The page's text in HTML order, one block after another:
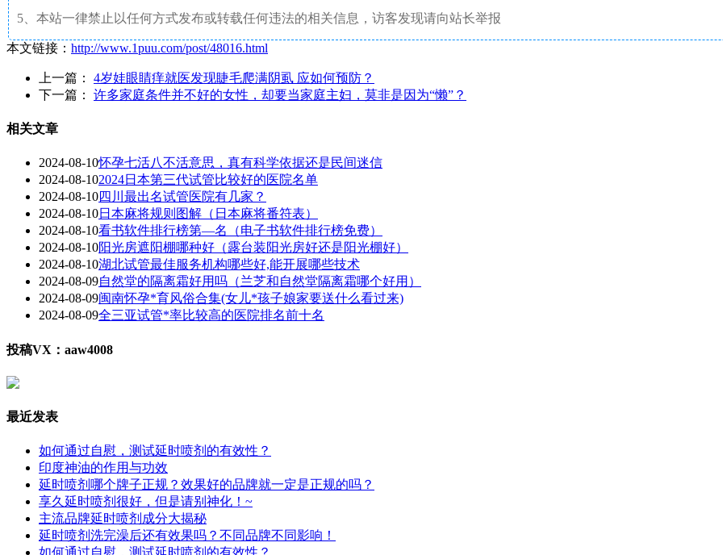
5、本站一律禁止以任何方式发布或转载任何违法的相关信息，访客发现请向站长举报
本文链接： http://www.1puu.com/post/48016.html
上一篇： 4岁娃眼睛痒就医发现睫毛爬满阴虱 应如何预防？
下一篇： 许多家庭条件并不好的女性，却要当家庭主妇，莫非是因为“懒”？
相关文章
2024-08-10怀孕七活八不活意思，真有科学依据还是民间迷信
2024-08-102024日本第三代试管比较好的医院名单
2024-08-10四川最出名试管医院有几家？
2024-08-10日本麻将规则图解（日本麻将番符表）
2024-08-10看书软件排行榜第—名（电子书软件排行榜免费）
2024-08-10阳光房遮阳棚哪种好（露台装阳光房好还是阳光棚好）
2024-08-10湖北试管最佳服务机构哪些好,能开展哪些技术
2024-08-09自然堂的隔离霜好用吗（兰芝和自然堂隔离霜哪个好用）
2024-08-09闽南怀孕*育风俗合集(女儿*孩子娘家要送什么看过来)
2024-08-09全三亚试管*率比较高的医院排名前十名
投稿VX：aaw4008
最近发表
如何通过自慰，测试延时喷剂的有效性？
印度神油的作用与功效
延时喷剂哪个牌子正规？效果好的品牌就一定是正规的吗？
享久延时喷剂很好，但是请别神化！~
主流品牌延时喷剂成分大揭秘
延时喷剂洗完澡后还有效果吗？不同品牌不同影响！